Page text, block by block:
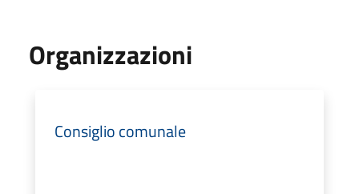
Organizzazioni
Consiglio comunale